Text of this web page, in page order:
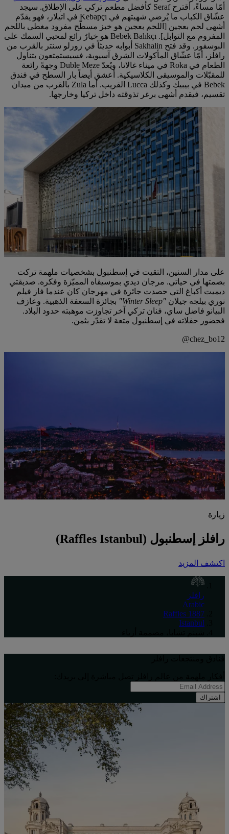
أمّا مساءً، أقترح Seraf كأفضل مطعم تركي على الإطلاق. سيجد
عشّاق الكباب ما يُرضي شهيتهم في Kebapçı في اتيلار، فهو يقدّم
أشهى لحم بعجين [اللحم بعجين هو خبز مسطّح مفرود مغطى باللحم
المفروم مع التوابل]. Bebek Balıkçı هو خيارٌ رائع لمحبي السمك على
البوسفور. وقد فتح Sakhalin أبوابه حديثاً في زورلو سنتر بالقرب من
رافلز، أمّا عشّاق المأكولات الشرق آسيوية، فسيستمتعون بتناول
الطعام في Roka في ميناء غالاتا، ويُعدّ Duble Meze وجهةً رائعة
للمقبّلات والموسيقى الكلاسيكية. أعشق أيضاً بار السطح في فندق
Bebek في بيبيك وكذلك Lucca القريب. أما Zula بالقرب من ميدان
تقسيم، فيقدم أشهى برغر تذوقته داخل تركيا وخارجها.
على مدار السنين، التقيت في إسطنبول بشخصيات ملهمة تركت
بصمتها في حياتي. مرجان ديدي بموسيقاه المميّزة وفكره. صديقتي
ديميت أكباغ التي حصدت جائزة في مهرجان كان عندما فاز فيلم
نوري بيلجه جيلان "Winter Sleep"
بجائزة السعفة الذهبية. وعازف
البيانو فاضل ساي، فنان تركي آخر تجاوزت موهبته حدود البلاد.
فحضور حفلاته في إسطنبول متعة لا تقدّر بثمن.
chez_bo12@
زيارة
رافلز إسطنبول (Raffles Istanbul)
اكتشف المزيد
رافلز
Arabic
Raffles 1887
Istanbul
اشتراك